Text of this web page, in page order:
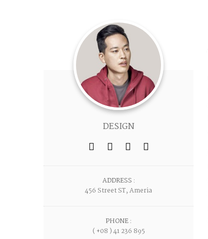
DESIGN
ADDRESS :
456 Street ST, Ameria
PHONE :
( +08 ) 41 236 895